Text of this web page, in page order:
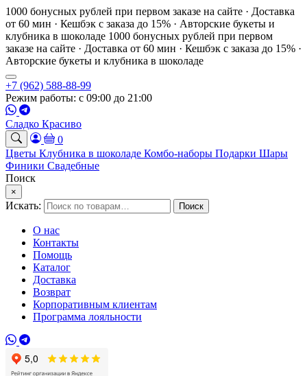
1000 бонусных рублей при первом заказе на сайте · Доставка
от 60 мин · Кешбэк с заказа до 15% · Авторские букеты и
клубника в шоколаде 1000 бонусных рублей при первом
заказе на сайте · Доставка от 60 мин · Кешбэк с заказа до 15% ·
Авторские букеты и клубника в шоколаде
+7 (962) 588-88-99
Режим работы: с 09:00 до 21:00
Сладко Красиво
0
Цветы Клубника в шоколаде Комбо-наборы Подарки Шары
Финики Свадебные
Поиск
×
Искать: Поиск
О нас
Контакты
Помощь
Каталог
Доставка
Возврат
Корпоративным клиентам
Программа лояльности